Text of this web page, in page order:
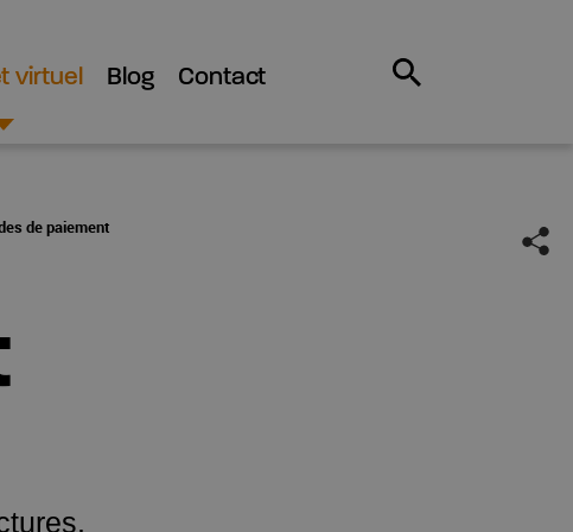
virtuel Blog Contact
de paiement